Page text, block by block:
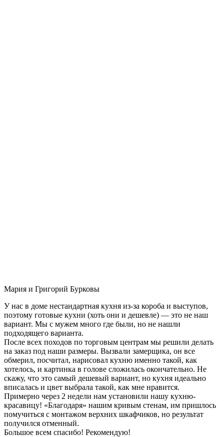
Мария и Григорий Бурковы
У нас в доме нестандартная кухня из-за короба и выступов,
поэтому готовые кухни (хоть они и дешевле) — это не наш
вариант. Мы с мужем много где были, но не нашли
подходящего варианта.
После всех походов по торговым центрам мы решили делать
на заказ под наши размеры. Вызвали замерщика, он все
обмерил, посчитал, нарисовал кухню именно такой, как
хотелось, и картинка в голове сложилась окончательно. Не
скажу, что это самый дешевый вариант, но кухня идеально
вписалась и цвет выбрала такой, как мне нравится.
Примерно через 2 недели нам установили нашу кухню-
красавицу! «Благодаря» нашим кривым стенам, им пришлось
помучиться с монтажом верхних шкафчиков, но результат
получился отменный.
Большое всем спасибо! Рекомендую!